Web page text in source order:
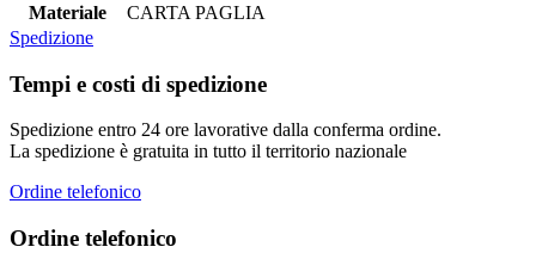
Materiale
CARTA PAGLIA
Spedizione
Tempi e costi di spedizione
Spedizione entro 24 ore lavorative dalla conferma ordine.
La spedizione è gratuita in tutto il territorio nazionale
Ordine telefonico
Ordine telefonico